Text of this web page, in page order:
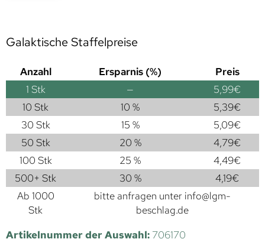
Galaktische Staffelpreise
Anzahl Ersparnis (%)
Preis
1 Stk — 5,99€
10 Stk
10 % 5,39€
30 Stk
15 % 5,09€
50 Stk
20 % 4,79€
100 Stk
25 % 4,49€
500+ Stk
30 % 4,19€
Ab 1000
Stk
bitte anfragen unter info@lgm-
beschlag.de
Artikelnummer der Auswahl: 706170